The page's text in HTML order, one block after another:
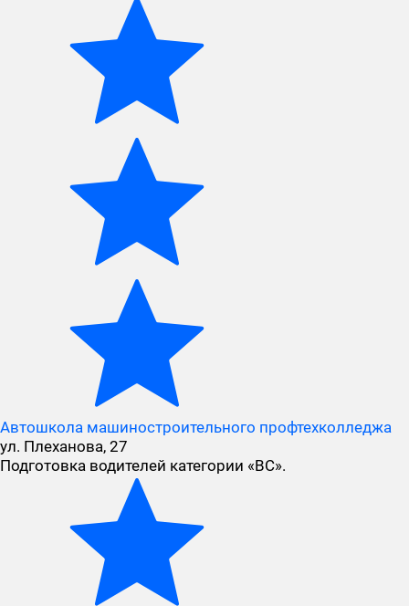
Автошкола машиностроительного профтехколледжа
ул. Плеханова, 27
Подготовка водителей категории «ВС».